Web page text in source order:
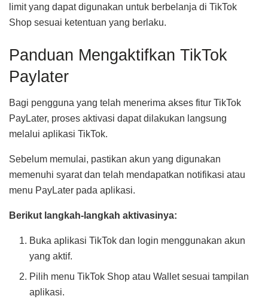
limit yang dapat digunakan untuk berbelanja di TikTok
Shop sesuai ketentuan yang berlaku.
Panduan Mengaktifkan TikTok
Paylater
Bagi pengguna yang telah menerima akses fitur TikTok
PayLater, proses aktivasi dapat dilakukan langsung
melalui aplikasi TikTok.
Sebelum memulai, pastikan akun yang digunakan
memenuhi syarat dan telah mendapatkan notifikasi atau
menu PayLater pada aplikasi.
Berikut langkah-langkah aktivasinya:
Buka aplikasi TikTok dan login menggunakan akun
yang aktif.
Pilih menu TikTok Shop atau Wallet sesuai tampilan
aplikasi.